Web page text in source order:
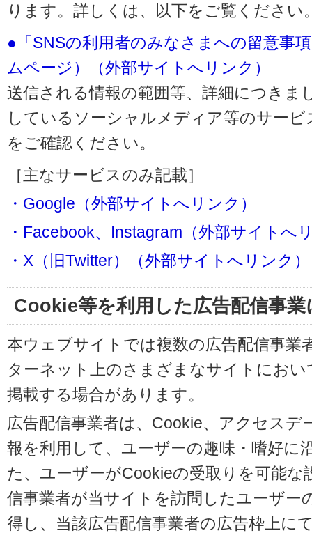
ります。詳しくは、以下をご覧ください
●「SNSの利用者のみなさまへの留意事
ムページ）（外部サイトへリンク）
送信される情報の範囲等、詳細につきま
しているソーシャルメディア等のサー
をご確認ください。
［主なサービスのみ記載］
・Google（外部サイトへリンク）
・Facebook、Instagram（外部サイトへ
・X（旧Twitter）（外部サイトへリンク）
Cookie等を利用した広告配信事
本ウェブサイトでは複数の広告配信事業
ターネット上のさまざまなサイトにお
掲載する場合があります。
広告配信事業者は、Cookie、アクセスデ
報を利用して、ユーザーの趣味・嗜好に
た、ユーザーがCookieの受取りを可能
信事業者が当サイトを訪問したユーザー
得し、当該広告配信事業者の広告枠上に